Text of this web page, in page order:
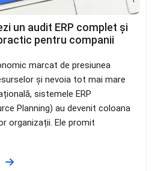
un audit ERP complet și
pentru companii
marcat de presiunea
și nevoia tot mai mare
sistemele ERP
Planning) au devenit coloana
organizații. Ele promit